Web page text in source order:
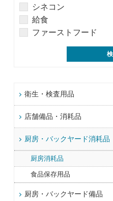
シネコン
給食
ファーストフード
衛生・検査用品
店舗備品・消耗品
厨房・バックヤード消耗品
厨房消耗品
食品保存用品
厨房・バックヤード備品